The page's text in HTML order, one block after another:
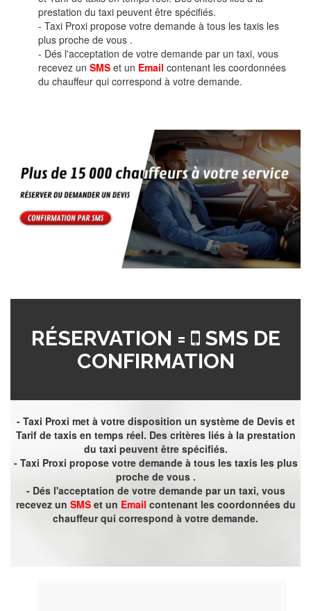
prestation du taxi peuvent être spécifiés.
- Taxi Proxi propose votre demande à tous les taxis les
plus proche de vous .
- Dés l'acceptation de votre demande par un taxi, vous
recevez un SMS et un Email contenant les coordonnées
du chauffeur qui correspond à votre demande.
RÉSERVATION =
SMS DE
CONFIRMATION
- Taxi Proxi met à votre disposition un système de Devis et
Tarif de taxis en temps réel. Des critères liés à la prestation
du taxi peuvent être spécifiés.
- Taxi Proxi propose votre demande à tous les taxis les plus
proche de vous .
- Dés l'acceptation de votre demande par un taxi, vous
recevez un SMSet un Email contenant les coordonnées du
chauffeur qui correspond à votre demande.